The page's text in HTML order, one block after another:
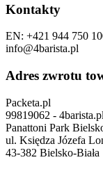
Kontakty
EN: +421 944 750
info@4barista.pl
Adres zwrotu
Packeta.pl
99819062 - 4barista.pl
Panattoni Park
ul. Księdza Józefa
43-382 Bielsko-Biała